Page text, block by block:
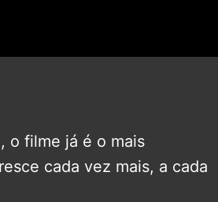
o filme já é o mais
cada vez mais, a cada